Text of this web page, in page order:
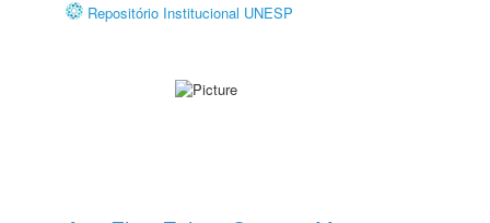
Repositório Institucional UNESP